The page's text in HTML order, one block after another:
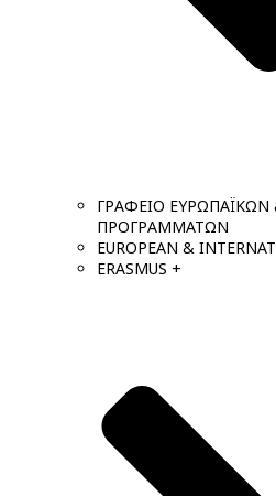
ΓΡΑΦΕΙΟ
ΠΡΟΓΡΑΜΜΑΤΩΝ
EUROPEAN &
ERASMUS +